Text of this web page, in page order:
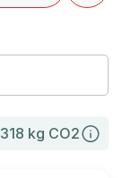
318 kg CO2